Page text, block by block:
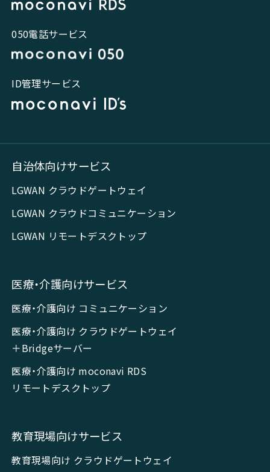
050電話サービス
ID管理サービス
自治体向けサービス
LGWAN クラウドゲートウェイ
LGWAN クラウドコミュニケーション
LGWAN リモートデスクトップ
医療・介護向けサービス
医療・介護向け コミュニケーション
医療・介護向け クラウドゲートウェイ
＋Bridgeサーバー
医療・介護向け moconavi RDS
リモートデスクトップ
教育現場向けサービス
教育現場向け クラウドゲートウェイ